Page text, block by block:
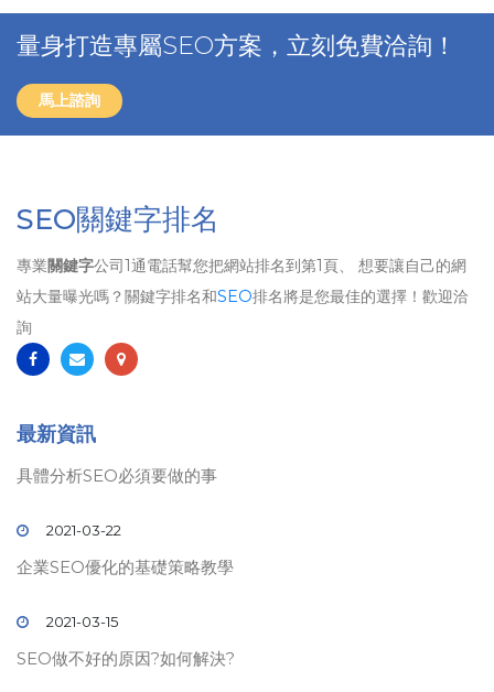
量身打造專屬SEO方案，立刻免費洽詢！
馬上諮詢
SEO關鍵字排名
專業關鍵字公司1通電話幫您把網站排名到第1頁、 想要讓自己的網
站大量曝光嗎？關鍵字排名和SEO排名將是您最佳的選擇！歡迎洽
詢
最新資訊
具體分析SEO必須要做的事
2021-03-22
企業SEO優化的基礎策略教學
2021-03-15
SEO做不好的原因?如何解決?